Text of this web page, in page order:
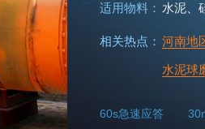
适用物料： 水泥、
相关热点： 河南地
水泥球
60s急速应答